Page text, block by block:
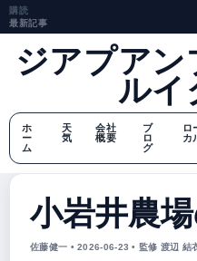
購読
最新記事
ジアプア
ルイ
ホ
ー
ム
天
気
会社
概要
ブ
ロ
グ
ロ
カ
小岩井農
佐藤健一 • 2026-06-23 • 監修 渡辺 結